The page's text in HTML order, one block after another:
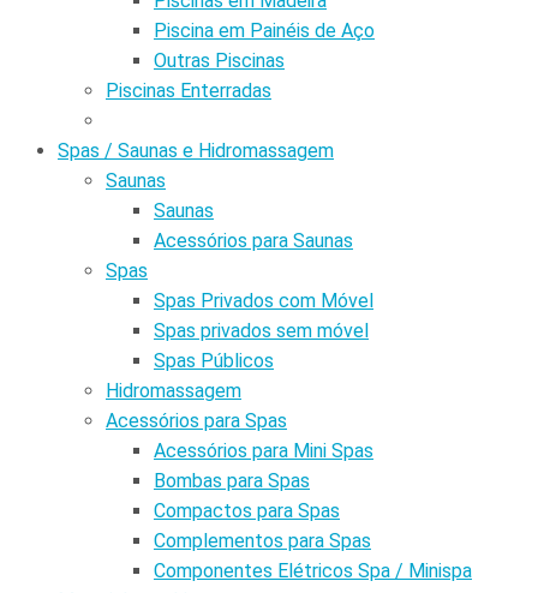
Piscina em Painéis de Aço
Outras Piscinas
Piscinas Enterradas
Spas / Saunas e Hidromassagem
Saunas
Saunas
Acessórios para Saunas
Spas
Spas Privados com Móvel
Spas privados sem móvel
Spas Públicos
Hidromassagem
Acessórios para Spas
Acessórios para Mini Spas
Bombas para Spas
Compactos para Spas
Complementos para Spas
Componentes Elétricos Spa / Minispa